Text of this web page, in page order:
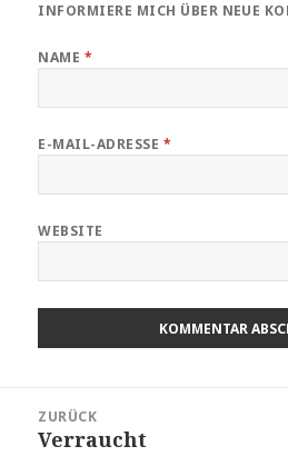
INFORMIERE MICH ÜBER NEUE
NAME *
E-MAIL-ADRESSE *
WEBSITE
ZURÜCK
Vorheriger
Verraucht